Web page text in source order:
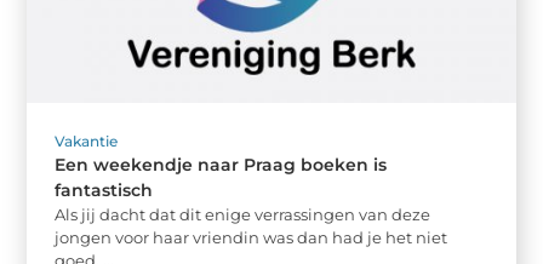
Vakantie
Een weekendje naar Praag boeken is
fantastisch
Als jij dacht dat dit enige verrassingen van deze
jongen voor haar vriendin was dan had je het niet